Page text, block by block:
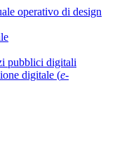
operativo di design
pubblici digitali
digitale (e-